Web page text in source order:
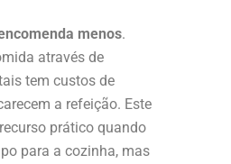
menos.
através de
tem custos de
a refeição. Este
prático quando
para a cozinha, mas